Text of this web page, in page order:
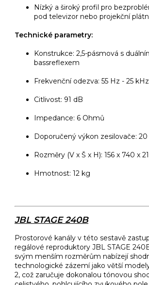
Nízký a široký profil pro
pod televizor nebo projekční
Technické parametry:
Konstrukce: 2,5-pásmová s
bassreflexem
Frekvenční odezva: 55 Hz - 25
Citlivost: 91 dB
Impedance: 6 Ohmů
Doporučený výkon zesilovače: 20
Rozměry (V x Š x H): 156 x 740 x
Hmotnost: 12 kg
JBL STAGE 240B
Prostorové kanály v této sestavě
regálové reproduktory JBL STAGE
svým menším rozměrům nabízejí
technologické zázemí jako větší
2, což zaručuje dokonalou tónovou